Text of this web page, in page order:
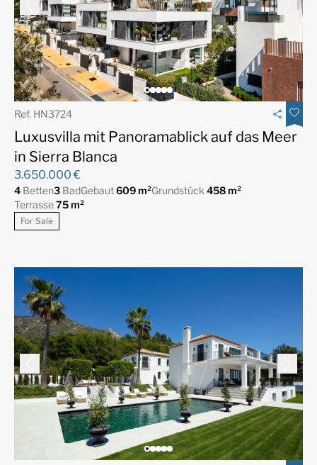
Ref. HN3724
Luxusvilla mit Panoramablick auf das Meer
in Sierra Blanca
3.650.000 €
4 Betten3 BadGebaut609 m²Grundstück 458 m²
Terrasse75 m²
For Sale